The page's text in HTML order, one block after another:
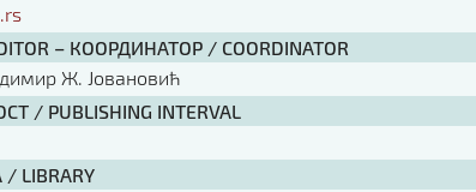
– КООРДИНАТОР / COORDINATOR
Ж. Јовановић
/ PUBLISHING INTERVAL
LIBRARY